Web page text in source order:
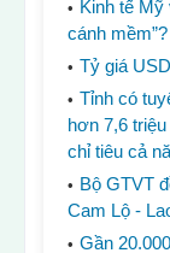
Kinh tế Mỹ
cánh mềm”?
Tỷ giá
Tỉnh có
hơn 7,6
chỉ tiêu cả
Bộ GTVT
Cam Lộ -
Gần